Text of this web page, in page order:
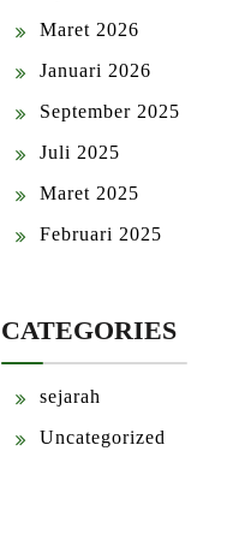
Maret 2026
Januari 2026
September 2025
Juli 2025
Maret 2025
Februari 2025
CATEGORIES
sejarah
Uncategorized